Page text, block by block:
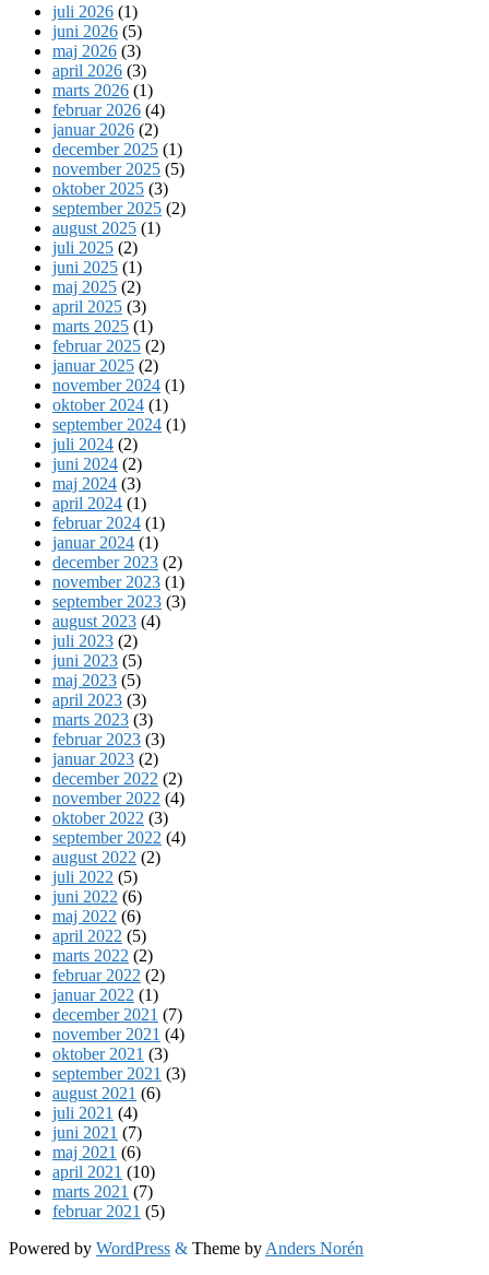
juli 2026 (1)
juni 2026 (5)
maj 2026 (3)
april 2026 (3)
marts 2026 (1)
februar 2026 (4)
januar 2026 (2)
december 2025 (1)
november 2025 (5)
oktober 2025 (3)
september 2025 (2)
august 2025 (1)
juli 2025 (2)
juni 2025 (1)
maj 2025 (2)
april 2025 (3)
marts 2025 (1)
februar 2025 (2)
januar 2025 (2)
november 2024 (1)
oktober 2024 (1)
september 2024 (1)
juli 2024 (2)
juni 2024 (2)
maj 2024 (3)
april 2024 (1)
februar 2024 (1)
januar 2024 (1)
december 2023 (2)
november 2023 (1)
september 2023 (3)
august 2023 (4)
juli 2023 (2)
juni 2023 (5)
maj 2023 (5)
april 2023 (3)
marts 2023 (3)
februar 2023 (3)
januar 2023 (2)
december 2022 (2)
november 2022 (4)
oktober 2022 (3)
september 2022 (4)
august 2022 (2)
juli 2022 (5)
juni 2022 (6)
maj 2022 (6)
april 2022 (5)
marts 2022 (2)
februar 2022 (2)
januar 2022 (1)
december 2021 (7)
november 2021 (4)
oktober 2021 (3)
september 2021 (3)
august 2021 (6)
juli 2021 (4)
juni 2021 (7)
maj 2021 (6)
april 2021 (10)
marts 2021 (7)
februar 2021 (5)
Powered by WordPress & Theme by Anders Norén